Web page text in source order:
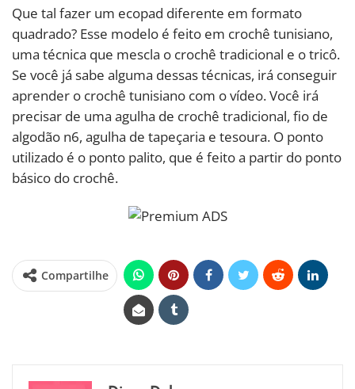
Que tal fazer um ecopad diferente em formato
quadrado? Esse modelo é feito em crochê tunisiano,
uma técnica que mescla o crochê tradicional e o tricô.
Se você já sabe alguma dessas técnicas, irá conseguir
aprender o crochê tunisiano com o vídeo. Você irá
precisar de uma agulha de crochê tradicional, fio de
algodão n6, agulha de tapeçaria e tesoura. O ponto
utilizado é o ponto palito, que é feito a partir do ponto
básico do crochê.
Compartilhe